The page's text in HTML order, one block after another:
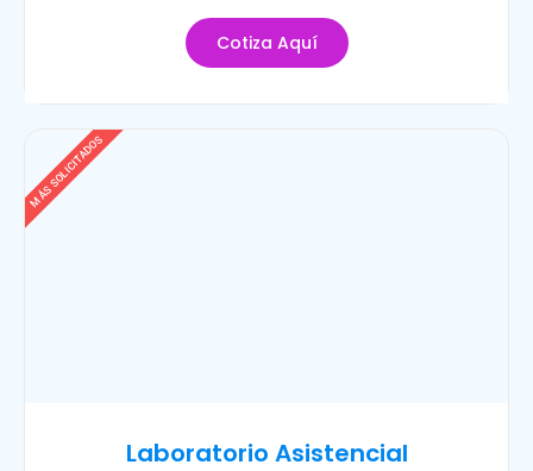
Cotiza Aquí
Laboratorio Asistencial
MÁS SOLICITADOS